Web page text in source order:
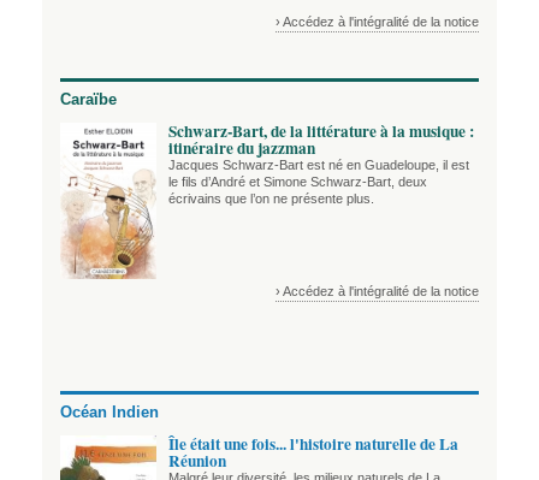
› Accédez à l'intégralité de la notice
Caraïbe
Schwarz-Bart, de la littérature à la musique :
itinéraire du jazzman
Jacques Schwarz-Bart est né en Guadeloupe, il est
le fils d’André et Simone Schwarz-Bart, deux
écrivains que l’on ne présente plus.
› Accédez à l'intégralité de la notice
Océan Indien
Île était une fois... l'histoire naturelle de La
Réunion